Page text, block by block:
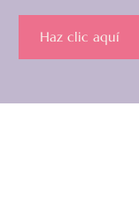
Haz clic aquí